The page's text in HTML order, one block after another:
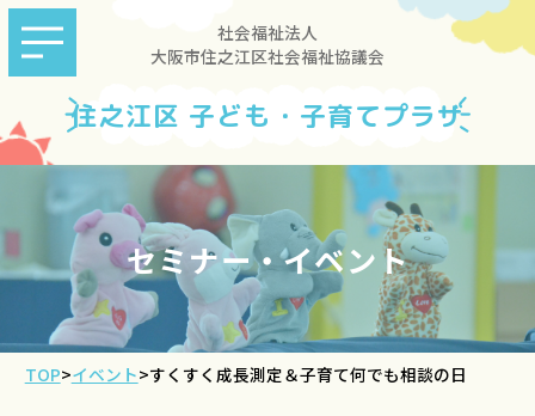
社会福祉法人
大阪市住之江区社会福祉協議会
住之江区 子ども・子育てプラザ
セミナー・イベント
TOP>イベント>すくすく成長測定＆子育て何でも相談の日